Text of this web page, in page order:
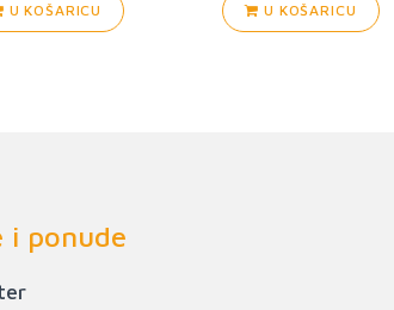
U KOŠARICU U KOŠARICU
i ponude